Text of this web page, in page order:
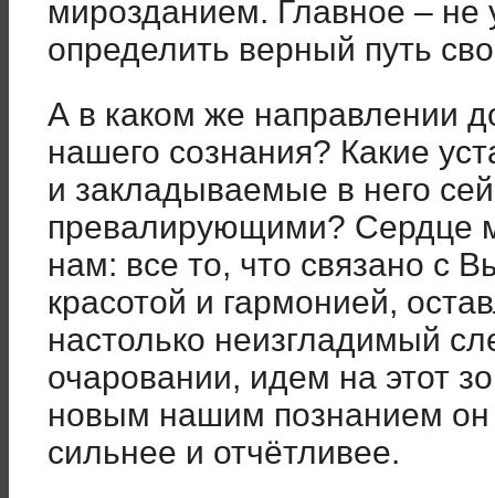
мирозданием. Главное – не
определить верный путь
А в каком же направлении
нашего сознания? Какие
и закладываемые в него
превалирующими? Сердце
нам: все то, что связано с
красотой и гармонией,
настолько неизгладимый
очаровании, идем на этот
новым нашим познанием он
сильнее и отчётливее.